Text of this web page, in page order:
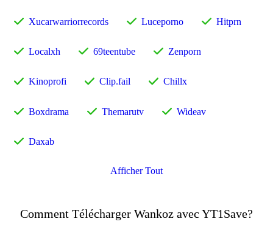
Xucarwarriorrecords Luceporno Hitprn
Localxh 69teentube Zenporn
Kinoprofi Clip.fail Chillx
Boxdrama Themarutv Wideav
Daxab
Afficher Tout
Comment Télécharger Wankoz avec YT1Save?